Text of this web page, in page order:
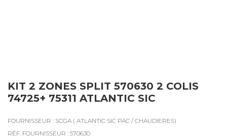
KIT 2 ZONES SPLIT 570630 2 COLIS
74725+ 75311 ATLANTIC SIC
FOURNISSEUR : SCGA ( ATLANTIC SIC PAC / CHAUDIERES)
RÉF. FOURNISSEUR : 570630